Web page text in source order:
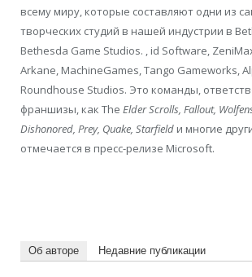
всему миру, которые составляют одни из
творческих студий в нашей индустрии в
Bethesda Game Studios. , id Software,
Arkane, MachineGames, Tango Gameworks,
Roundhouse Studios. Это команды,
франшизы, как The Elder Scrolls, Fallout,
Dishonored, Prey, Quake, Starfield и многие
отмечается в пресс-релизе Microsoft.
Об авторе Недавние публикации